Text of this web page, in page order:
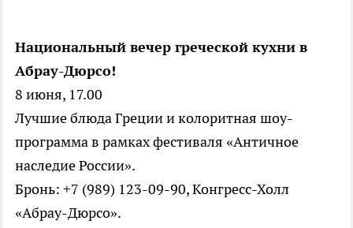
Национальный вечер греческой кухни в
Абрау-Дюрсо!
8 июня, 17.00
Лучшие блюда Греции и колоритная шоу-
программа в рамках фестиваля «Античное
наследие России».
Бронь: +7 (989) 123-09-90, Конгресс-Холл
«Абрау-Дюрсо».